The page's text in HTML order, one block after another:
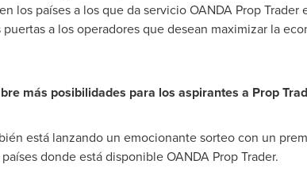
los países a los que da servicio OANDA Prop Trader
a los operadores que desean maximizar la
más posibilidades para los aspirantes a Prop
está lanzando un emocionante sorteo con un
donde está disponible OANDA Prop Trader.